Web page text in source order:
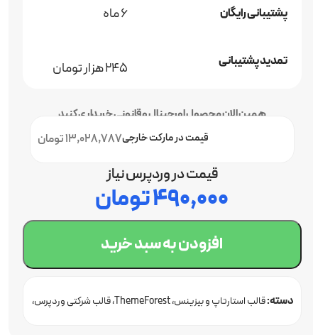
پشتیبانی رایگان 6 ماه
تمدید پشتیبانی 245 هزار تومان
همین الان محصول اورجینال و قانونی خریداری کنید
13,028,787 تومانقیمت در مارکت خارجی
قیمت در وردپرس نیاز
۴۹۰,۰۰۰تومان
افزودن به سبد خرید
دسته:قالب استارتاپ و بیزینس ThemeForest قالب شرکتی وردپرس